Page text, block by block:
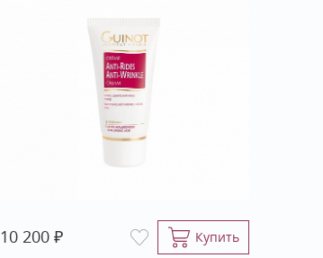
10 200₽
Купить